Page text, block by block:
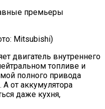
Mitsubishi)
двигатель внутреннего
топливе и
полного привода
А от аккумулятора
даже кухня,